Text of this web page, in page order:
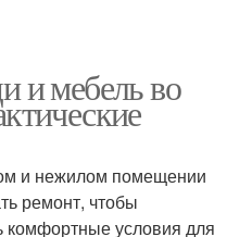
и мебель во
и нежилом помещении
ремонт, чтобы
комфортные условия для